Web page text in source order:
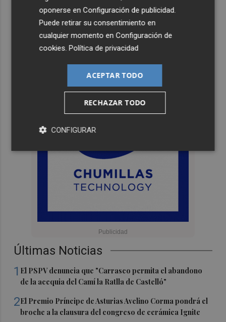
Últimas Noticias
1 El PSPV denuncia que "Carrasco permita el abandono
de la acequia del Camí la Ratlla de Castelló"
2El Premio Príncipe de Asturias Avelino Corma pondrá el
broche a la clausura del congreso de cerámica Ignite
oponerse enConfiguración de publicidad.
Puede retirar su consentimiento en
cualquier momento enConfiguración de
cookies.Política de privacidad
ACEPTAR TODO
RECHAZAR TODO
CONFIGURAR